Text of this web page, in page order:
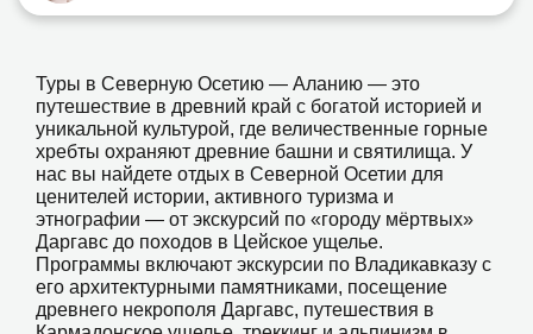
Туры в Северную Осетию — Аланию — это
путешествие в древний край с богатой историей и
уникальной культурой, где величественные горные
хребты охраняют древние башни и святилища. У
нас вы найдете отдых в Северной Осетии для
ценителей истории, активного туризма и
этнографии — от экскурсий по «городу мёртвых»
Даргавс до походов в Цейское ущелье.
Программы включают экскурсии по Владикавказу с
его архитектурными памятниками, посещение
древнего некрополя Даргавс, путешествия в